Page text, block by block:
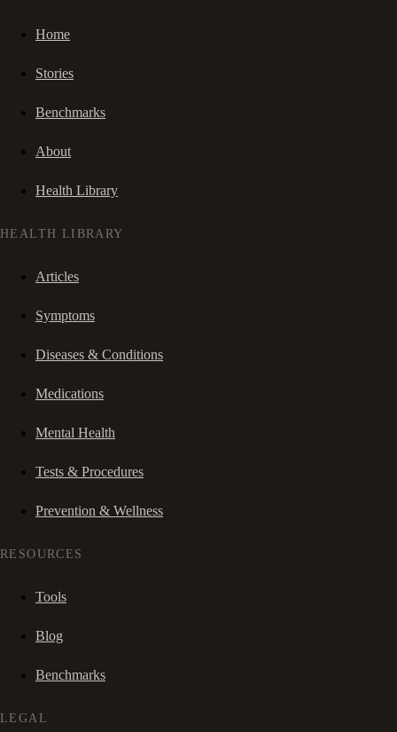
Home
Stories
Benchmarks
About
Health Library
HEALTH LIBRARY
Articles
Symptoms
Diseases & Conditions
Medications
Mental Health
Tests & Procedures
Prevention & Wellness
RESOURCES
Tools
Blog
Benchmarks
LEGAL